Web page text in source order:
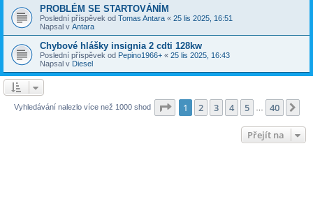
PROBLÉM SE STARTOVÁNÍM
Poslední příspěvek od Tomas Antara « 25 lis 2025, 16:51
Napsal v Antara
Chybové hlášky insignia 2 cdti 128kw
Poslední příspěvek od Pepino1966+ « 25 lis 2025, 16:43
Napsal v Diesel
Vyhledávání nalezlo více než 1000 shod Stránka z 40
1 2 3 4 5 40
Přejít na